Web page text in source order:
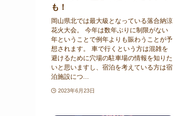
も！
岡山県北では最大級となっている落合納涼
花火大会。 今年は数年ぶりに制限がない
年ということで例年よりも賑わうことが予
想されます。 車で行くという方は混雑を
避けるために穴場の駐車場の情報を知りた
いと思いますし、宿泊を考えている方は宿
泊施設につ...
2023年6月23日